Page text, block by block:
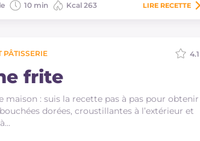
10 min Kcal 263 LIRE RECETTE
PÂTISSERIE
frite
maison : suis la recette pas à pas pour obtenir
dorées, croustillantes à l’extérieur et
4.1